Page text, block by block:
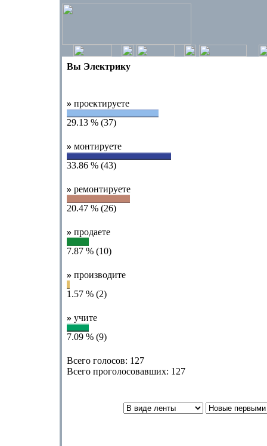
Вы Электрику
» проектируете
29.13 % (37)
» монтируете
33.86 % (43)
» ремонтируете
20.47 % (26)
» продаете
7.87 % (10)
» производите
1.57 % (2)
» учите
7.09 % (9)
Всего голосов: 127
Всего проголосовавших: 127